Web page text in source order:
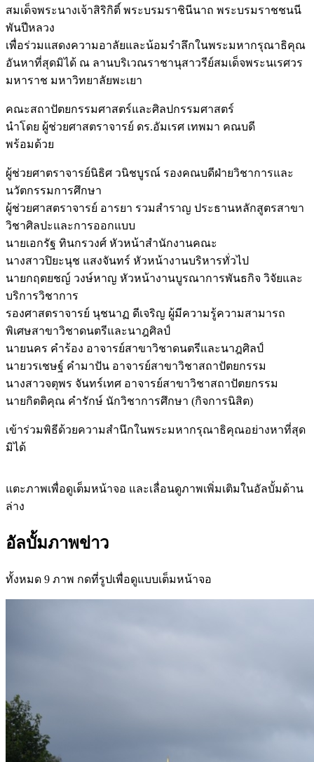
สมเด็จพระนางเจ้าสิริกิติ์ พระบรมราชินีนาถ พระบรมราชชนนี
พันปีหลวง
เพื่อร่วมแสดงความอาลัยและน้อมรำลึกในพระมหากรุณาธิคุณ
อันหาที่สุดมิได้ ณ ลานบริเวณราชานุสาวรีย์สมเด็จพระนเรศวร
มหาราช มหาวิทยาลัยพะเยา
คณะสถาปัตยกรรมศาสตร์และศิลปกรรมศาสตร์
นำโดย ผู้ช่วยศาสตราจารย์ ดร.อัมเรศ เทพมา คณบดี
พร้อมด้วย
ผู้ช่วยศาตราจารย์นิธิศ วนิชบูรณ์ รองคณบดีฝ่ายวิชาการและ
นวัตกรรมการศึกษา
ผู้ช่วยศาสตราจารย์ อารยา รวมสำราญ ประธานหลักสูตรสาขา
วิชาศิลปะและการออกแบบ
นายเอกรัฐ ทินกรวงศ์ หัวหน้าสำนักงานคณะ
นางสาวปิยะนุช แสงจันทร์ หัวหน้างานบริหารทั่วไป
นายกฤตยชญ์ วงษ์หาญ หัวหน้างานบูรณาการพันธกิจ วิจัยและ
บริการวิชาการ
รองศาสตราจารย์ นุชนาฏ ดีเจริญ ผู้มีความรู้ความสามารถ
พิเศษสาขาวิชาดนตรีและนาฎศิลป์
นายนคร คำร้อง อาจารย์สาขาวิชาดนตรีและนาฎศิลป์
นายวรเชษฐ์ คำมาปัน อาจารย์สาขาวิชาสถาปัตยกรรม
นางสาวจตุพร จันทร์เทศ อาจารย์สาขาวิชาสถาปัตยกรรม
นายกิตติคุณ คำรักษ์ นักวิชาการศึกษา (กิจการนิสิต)
เข้าร่วมพิธีด้วยความสำนึกในพระมหากรุณาธิคุณอย่างหาที่สุด
มิได้
แตะภาพเพื่อดูเต็มหน้าจอ และเลื่อนดูภาพเพิ่มเติมในอัลบั้มด้าน
ล่าง
อัลบั้มภาพข่าว
ทั้งหมด 9 ภาพ กดที่รูปเพื่อดูแบบเต็มหน้าจอ